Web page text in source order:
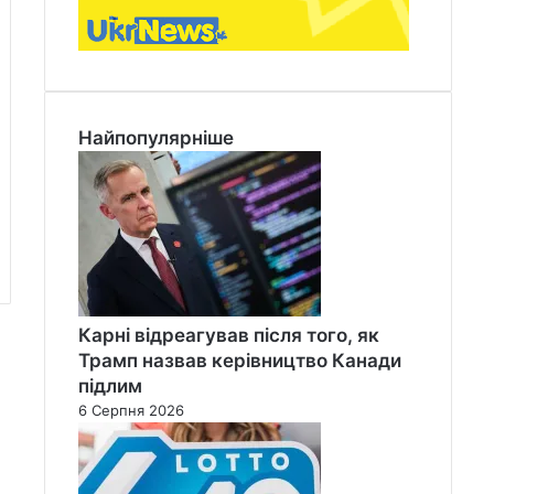
Найпопулярніше
Карні відреагував після того, як
Трамп назвав керівництво Канади
підлим
6 Серпня 2026